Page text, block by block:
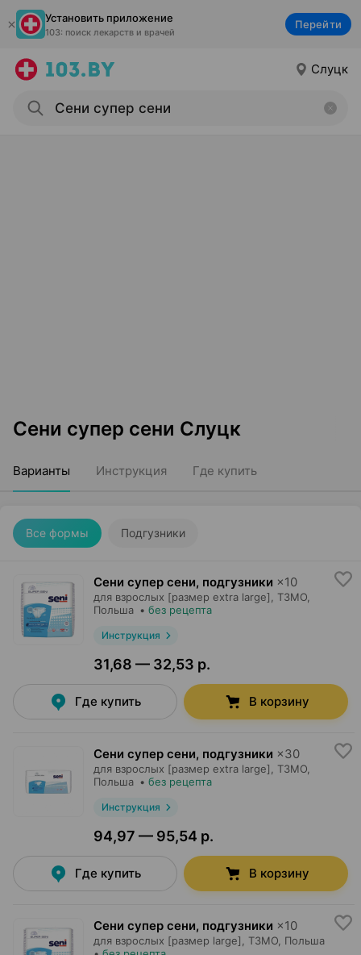
Установить приложение
103: поиск лекарств и врачей
Перейти
Слуцк
Сени супер сени Слуцк
Варианты Инструкция Где купить
Все формы Подгузники
Сени супер сени, подгузники ×10
для взрослых [размер extra large], ТЗМО
Польша • без рецепта
Инструкция
31,68 — 32,53 р.
Где купить В корзину
Сени супер сени, подгузники ×30
для взрослых [размер extra large], ТЗМО
Польша • без рецепта
Инструкция
94,97 — 95,54 р.
Где купить В корзину
Сени супер сени, подгузники ×10
для взрослых [размер large], ТЗМО , Польша